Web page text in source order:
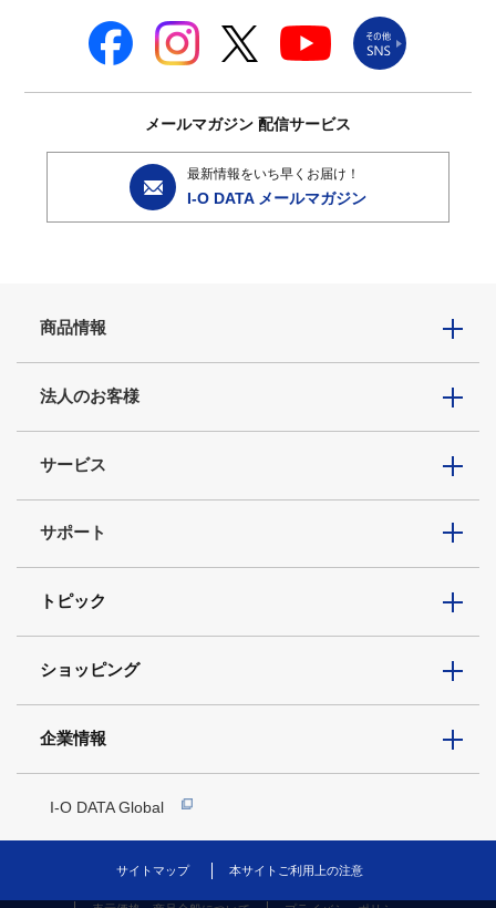
メールマガジン 配信サービス
最新情報をいち早くお届け！
I-O DATA メールマガジン
商品情報
法人のお客様
サービス
サポート
トピック
ショッピング
企業情報
I-O DATA Global
サイトマップ 本サイトご利用上の注意